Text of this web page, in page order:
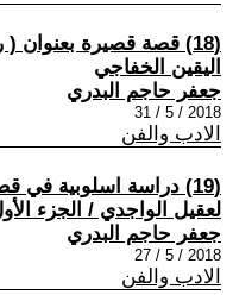
(18) قصة قصيرة بعنوان
اليقين الخفاجي
جعفر حاجم البدري
2018 / 5 / 31
الادب والفن
(19) دراسة اسلوبية في
لعقيل الواجدي / الجزء
جعفر حاجم البدري
2018 / 5 / 27
الادب والفن